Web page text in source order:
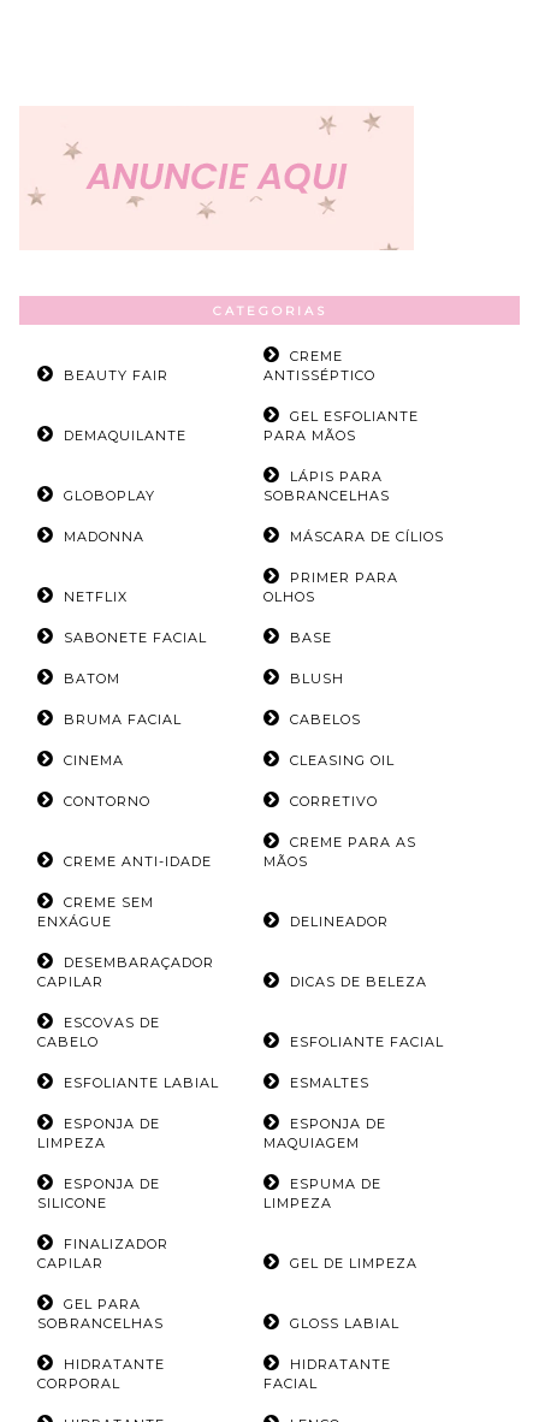
CATEGORIAS
BEAUTY FAIR
CREME
ANTISSÉPTICO
DEMAQUILANTE
GEL ESFOLIANTE
PARA MÃOS
GLOBOPLAY
LÁPIS PARA
SOBRANCELHAS
MADONNA MÁSCARA DE CÍLIOS
NETFLIX
PRIMER PARA
OLHOS
SABONETE FACIAL BASE
BATOM BLUSH
BRUMA FACIAL CABELOS
CINEMA CLEASING OIL
CONTORNO CORRETIVO
CREME ANTI-IDADE
CREME PARA AS
MÃOS
CREME SEM
ENXÁGUE
DELINEADOR
DESEMBARAÇADOR
CAPILAR
DICAS DE BELEZA
ESCOVAS DE
CABELO
ESFOLIANTE FACIAL
ESFOLIANTE LABIAL ESMALTES
ESPONJA DE
LIMPEZA
ESPONJA DE
MAQUIAGEM
ESPONJA DE
SILICONE
ESPUMA DE
LIMPEZA
FINALIZADOR
CAPILAR
GEL DE LIMPEZA
GEL PARA
SOBRANCELHAS
GLOSS LABIAL
HIDRATANTE
CORPORAL
HIDRATANTE
FACIAL